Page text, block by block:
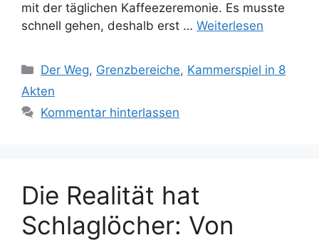
mit der täglichen Kaffeezeremonie. Es musste
schnell gehen, deshalb erst … Weiterlesen
Kategorien
Der Weg, Grenzbereiche, Kammerspiel in 8
Akten
Kommentar hinterlassen
Die Realität hat
Schlaglöcher: Von